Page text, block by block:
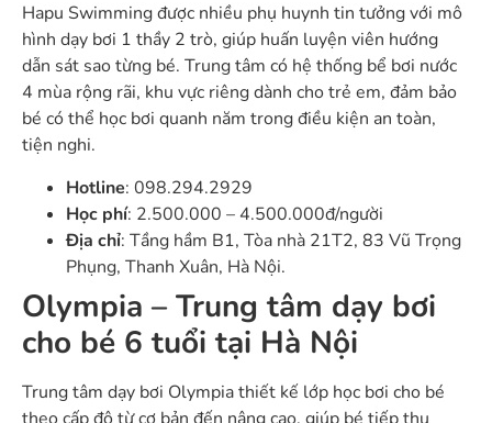
Hapu Swimming được nhiều phụ huynh tin tưởng với mô
hình dạy bơi 1 thầy 2 trò, giúp huấn luyện viên hướng
dẫn sát sao từng bé. Trung tâm có hệ thống bể bơi nước
4 mùa rộng rãi, khu vực riêng dành cho trẻ em, đảm bảo
bé có thể học bơi quanh năm trong điều kiện an toàn,
tiện nghi.
Hotline: 098.294.2929
Học phí: 2.500.000 – 4.500.000đ/người
Địa chỉ: Tầng hầm B1, Tòa nhà 21T2, 83 Vũ Trọng
Phụng, Thanh Xuân, Hà Nội.
Olympia – Trung tâm dạy bơi
cho bé 6 tuổi tại Hà Nội
Trung tâm dạy bơi Olympia thiết kế lớp học bơi cho bé